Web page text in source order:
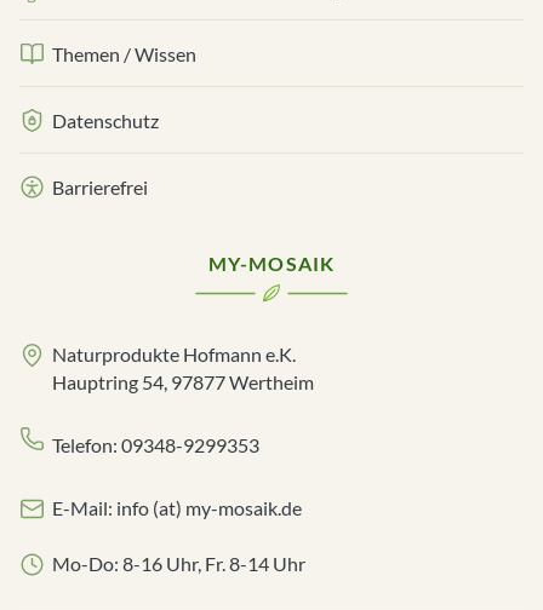
Themen / Wissen
Datenschutz
Barrierefrei
MY-MOSAIK
Naturprodukte Hofmann e.K.
Hauptring 54, 97877 Wertheim
Telefon: 09348-9299353
E-Mail: info (at) my-mosaik.de
Mo-Do: 8-16 Uhr, Fr. 8-14 Uhr